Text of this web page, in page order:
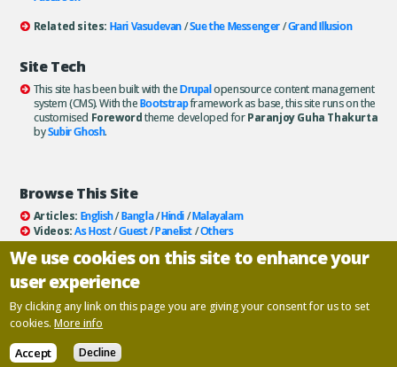
Related sites: Hari Vasudevan/Sue the Messenger/Grand Illusion
Site Tech
This site has been built with theDrupalopensource content management
system (CMS). With theBootstrapframework as base, this site runs on the
customised Forewordtheme developed forParanjoy Guha Thakurta
bySubir Ghosh.
Browse This Site
Articles: English/Bangla/Hindi/Malayalam
Videos: As Host/Guest/Panelist/Others
Books:All/As Author/As Publisher
Documentaries/Podcasts
Email paranjoy:paranjoy AT gmail DOT com
Or, use theContact Uspage.
Copyright ©Paranjoy Guha Thakurta
Designed and developed by
We use cookies on this site to enhance your
user experience
By clicking any link on this page you are giving your consent for us to set
cookies. More info
Accept Decline